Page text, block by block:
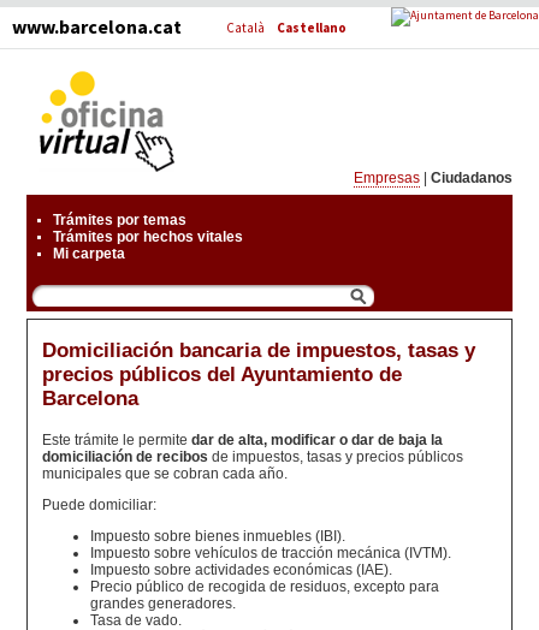
www.barcelona.cat Català Castellano
Empresas| Ciudadanos
Trámites por temas
Trámites por hechos vitales
Mi carpeta
Domiciliación bancaria de impuestos, tasas y
precios públicos del Ayuntamiento de
Barcelona
Este trámite le permitedar de alta, modificar o dar de baja la
domiciliación de recibos de impuestos, tasas y precios públicos
municipales que se cobran cada año.
Puede domiciliar:
Impuesto sobre bienes inmuebles (IBI).
Impuesto sobre vehículos de tracción mecánica (IVTM).
Impuesto sobre actividades económicas (IAE).
Precio público de recogida de residuos, excepto para
grandes generadores.
Tasa de vado.